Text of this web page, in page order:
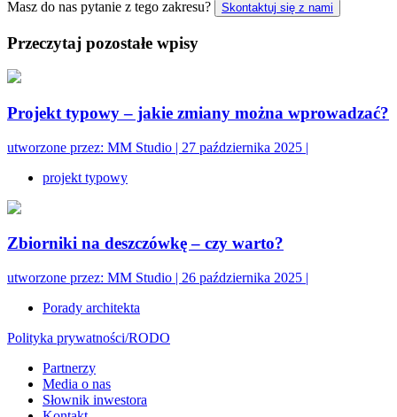
Masz do nas pytanie z tego zakresu? Skontaktuj się z nami
Przeczytaj pozostałe wpisy
Projekt typowy – jakie zmiany można wprowadzać?
utworzone przez: MM Studio | 27 października 2025 |
projekt typowy
Zbiorniki na deszczówkę – czy warto?
utworzone przez: MM Studio | 26 października 2025 |
Porady architekta
Polityka prywatności/RODO
Partnerzy
Media o nas
Słownik inwestora